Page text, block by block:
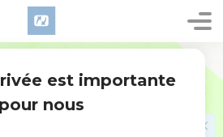
abandonnant les relations
se sont enflammés dans leurs
reçoivent en eux-mêmes le salaire
est importante
pour nous